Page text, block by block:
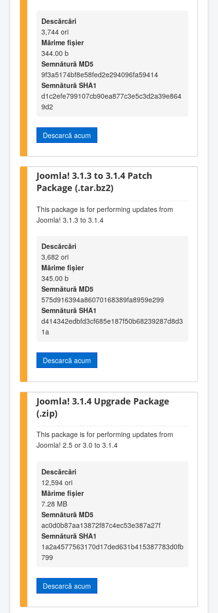
Descărcări
3,744 ori
Mărime fișier
344.00 b
Semnătură MD5
9f3a5174bf8e58fed2e294096fa59414
Semnătură SHA1
d1c2efe799107cb90ea877c3e5c3d2a39e864
9d2
Descarcă acum
Joomla! 3.1.3 to 3.1.4 Patch
Package (.tar.bz2)
This package is for performing updates from
Joomla! 3.1.3 to 3.1.4
Descărcări
3,682 ori
Mărime fișier
345.00 b
Semnătură MD5
575d916394a86070168389fa8959e299
Semnătură SHA1
d414342edbfd3cf685e187f50b68239287d8d3
1a
Descarcă acum
Joomla! 3.1.4 Upgrade Package
(.zip)
This package is for performing updates from
Joomla! 2.5 or 3.0 to 3.1.4
Descărcări
12,594 ori
Mărime fișier
7.28 MB
Semnătură MD5
ac0d0b87aa13872f87c4ec53e387a27f
Semnătură SHA1
1a2a4577563170d17ded631b415387783d0fb
799
Descarcă acum